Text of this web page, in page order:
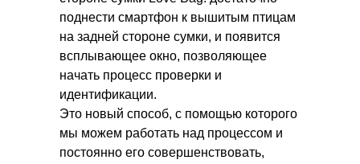
поднести смартфон к вышитым птицам
на задней стороне сумки, и появится
всплывающее окно, позволяющее
начать процесс проверки и
идентификации.
Это новый способ, с помощью которого
мы можем работать над процессом и
постоянно его совершенствовать,